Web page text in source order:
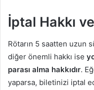
İptal Hakkı
Rötarın 5 saatten uzun
diğer önemli hakkı ise
parası alma hakkıdır.
yaparsa, biletinizi iptal